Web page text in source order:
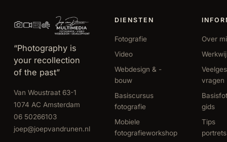
“Photography is
your recollection
of the past”
Van Woustraat 63-1
1074 AC Amsterdam
06 50266103
joep@joepvandrunen.nl
DIENSTEN
Fotografie
Video
Webdesign & -
bouw
Basiscursus
fotografie
Mobiele
fotografieworkshop
Over
vragen
gids
Tips